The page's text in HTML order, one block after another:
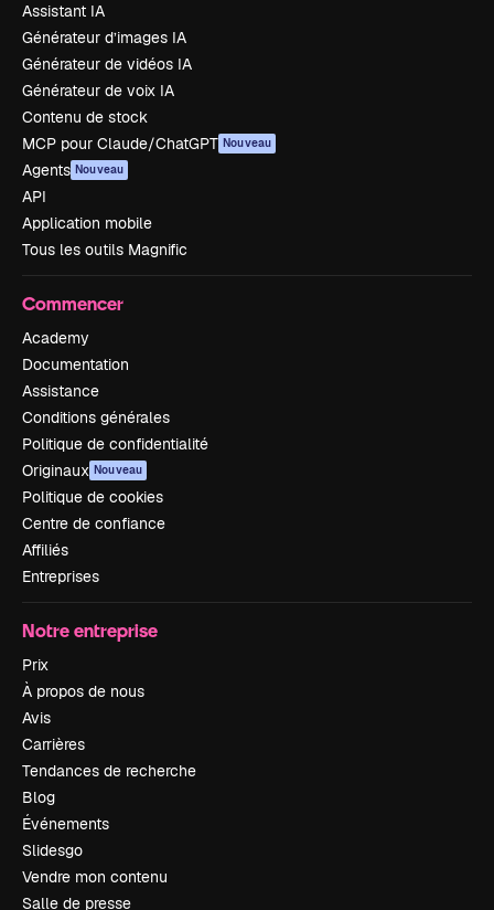
Assistant IA
Générateur d’images IA
Générateur de vidéos IA
Générateur de voix IA
Contenu de stock
MCP pour Claude/ChatGPT Nouveau
Agents Nouveau
API
Application mobile
Tous les outils Magnific
Commencer
Academy
Documentation
Assistance
Conditions générales
Politique de confidentialité
Originaux Nouveau
Politique de cookies
Centre de confiance
Affiliés
Entreprises
Notre entreprise
Prix
À propos de nous
Avis
Carrières
Tendances de recherche
Blog
Événements
Slidesgo
Vendre mon contenu
Salle de presse